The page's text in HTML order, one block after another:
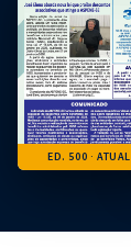
ED. 500 · ATUAL